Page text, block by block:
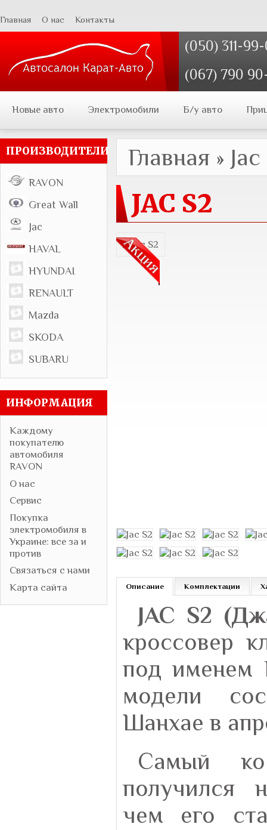
Главная О нас Контакты
(050) 311-
(067) 790
Новые авто Электромобили Б/у авто
ПРОИЗВОДИТЕЛИ
RAVON
Great Wall
Jac
HAVAL
HYUNDAI
RENAULT
Mazda
SKODA
SUBARU
ИНФОРМАЦИЯ
Каждому
покупателю
автомобиля
RAVON
О нас
Сервис
Покупка
электромобиля в
Украине: все за и
против
Связаться с нами
Карта сайта
Главная »
JAC S2
Описание Комплектации
JAC S2
кроссовер
под именем
модели
Шанхае в
Самый
получился
чем его